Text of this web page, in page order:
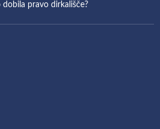
pravo dirkališče?